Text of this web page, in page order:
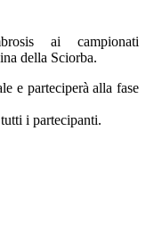
ai campionati
della Sciorba.
e parteciperà alla fase
i partecipanti.